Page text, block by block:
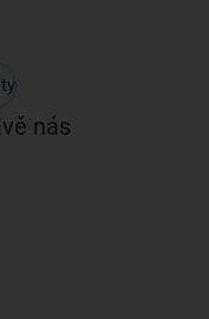
nás